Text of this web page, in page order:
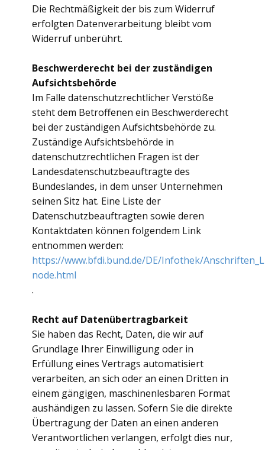
Die Rechtmäßigkeit der bis zum Widerruf
erfolgten Datenverarbeitung bleibt vom
Widerruf unberührt.
Beschwerderecht bei der zuständigen
Aufsichtsbehörde
Im Falle datenschutzrechtlicher Verstöße
steht dem Betroffenen ein Beschwerderecht
bei der zuständigen Aufsichtsbehörde zu.
Zuständige Aufsichtsbehörde in
datenschutzrechtlichen Fragen ist der
Landesdatenschutzbeauftragte des
Bundeslandes, in dem unser Unternehmen
seinen Sitz hat. Eine Liste der
Datenschutzbeauftragten sowie deren
Kontaktdaten können folgendem Link
entnommen werden:
https://www.bfdi.bund.de/DE/Infothek/
node.html
.
Recht auf Datenübertragbarkeit
Sie haben das Recht, Daten, die wir auf
Grundlage Ihrer Einwilligung oder in
Erfüllung eines Vertrags automatisiert
verarbeiten, an sich oder an einen Dritten in
einem gängigen, maschinenlesbaren Format
aushändigen zu lassen. Sofern Sie die direkte
Übertragung der Daten an einen anderen
Verantwortlichen verlangen, erfolgt dies nur,